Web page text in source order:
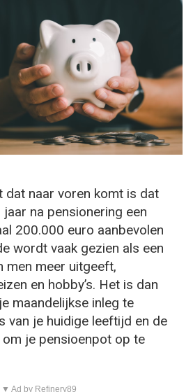
dat naar voren komt is dat
na pensionering een
200.000 euro aanbevolen
wordt vaak gezien als een
men meer uitgeeft,
en hobby’s. Het is dan
maandelijkse inleg te
van je huidige leeftijd en de
je pensioenpot op te
▼ Ad by Refinery89